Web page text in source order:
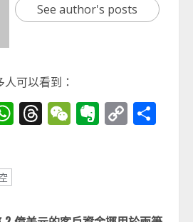
See author's posts
可以看到：
WhatsApp
Threads
WeChat
Evernote
Copy